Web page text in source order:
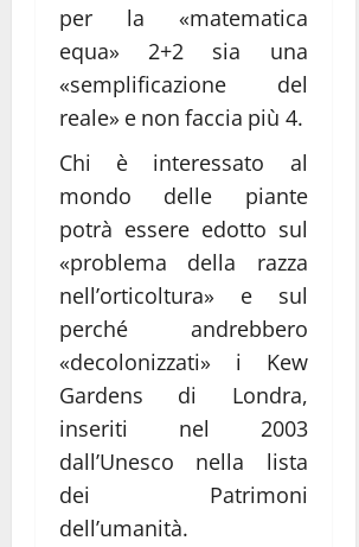
per la «matematica
equa» 2+2 sia una
«semplificazione del
reale» e non faccia più 4.
Chi è interessato al
mondo delle piante
potrà essere edotto sul
«problema della razza
nell’orticoltura» e sul
perché andrebbero
«decolonizzati» i Kew
Gardens di Londra,
inseriti nel 2003
dall’Unesco nella lista
dei Patrimoni
dell’umanità.